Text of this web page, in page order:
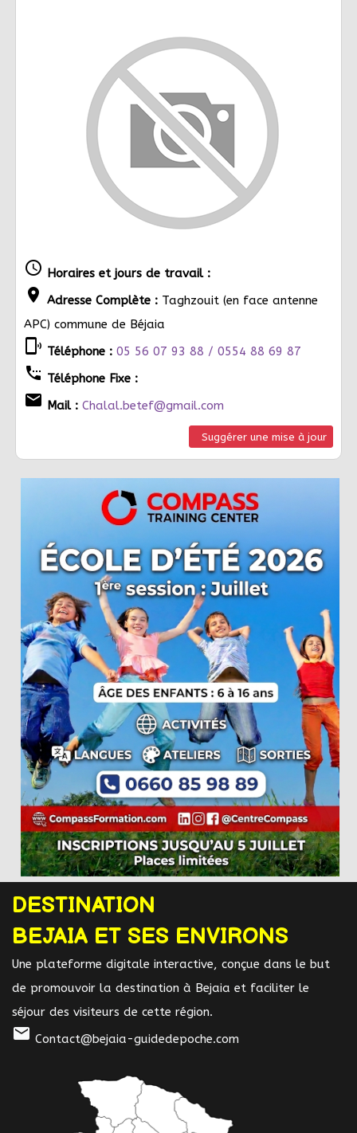
schedule Horaires et jours de travail :
location_on Adresse Complète : Taghzouit (en face antenne
APC) commune de Béjaia
phonelink_ring Téléphone : 05 56 07 93 88 / 0554 88 69 87
settings_phone Téléphone Fixe :
email Mail : Chalal.betef@gmail.com
Suggérer une mise à jour
DESTINATION
BEJAIA ET SES ENVIRONS
Une plateforme digitale interactive, conçue dans le but
de promouvoir la destination à Bejaia et faciliter le
séjour des visiteurs de cette région.
mail Contact@bejaia-guidedepoche.com